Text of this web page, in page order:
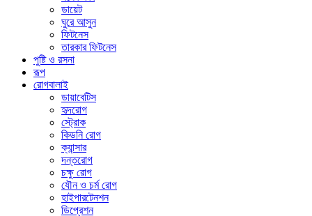
ডায়েট
ঘুরে আসুন
ফিটনেস
তারকার ফিটনেস
পুষ্টি ও রসনা
রূপ
রোগবালাই
ডায়াবেটিস
হৃদরোগ
স্ট্রোক
কিডনি রোগ
ক্যান্সার
দন্তরোগ
চক্ষু রোগ
যৌন ও চর্ম রোগ
হাইপারটেনশন
ডিপ্রেশন